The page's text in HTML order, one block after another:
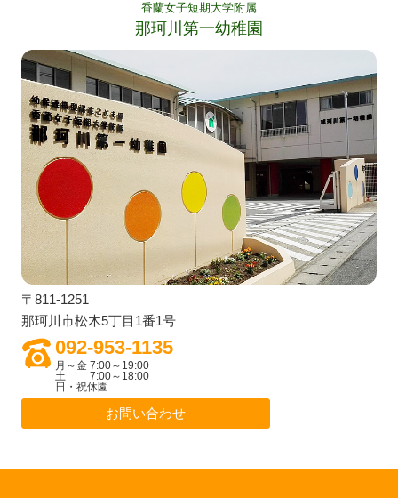
香蘭女子短期大学附属
那珂川第一幼稚園
〒811-1251
那珂川市松木5丁目1番1号
092-953-1135
月～金 7:00～19:00
土 7:00～18:00
日・祝休園
お問い合わせ